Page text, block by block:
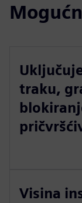
traku,
Visina